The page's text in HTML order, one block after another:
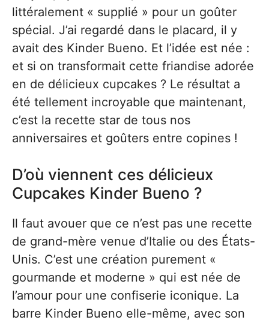
littéralement « supplié » pour un goûter
spécial. J’ai regardé dans le placard, il y
avait des Kinder Bueno. Et l’idée est née :
et si on transformait cette friandise adorée
en de délicieux cupcakes ? Le résultat a
été tellement incroyable que maintenant,
c’est la recette star de tous nos
anniversaires et goûters entre copines !
D’où viennent ces délicieux
Cupcakes Kinder Bueno ?
Il faut avouer que ce n’est pas une recette
de grand-mère venue d’Italie ou des États-
Unis. C’est une création purement «
gourmande et moderne » qui est née de
l’amour pour une confiserie iconique. La
barre Kinder Bueno elle-même, avec son